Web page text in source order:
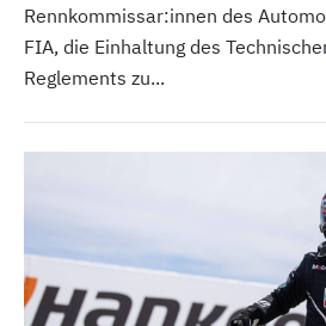
Rennkommissar:innen des
FIA, die Einhaltung des
Reglements zu...